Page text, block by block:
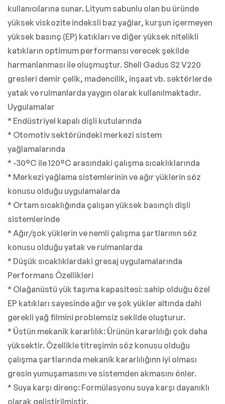
kullanıcılarına sunar. Lityum sabunlu olan bu üründe
yüksek viskozite indeksli baz yağlar, kurşun içermeyen
yüksek basınç (EP) katıkları ve diğer yüksek nitelikli
katıkların optimum performansı verecek şekilde
harmanlanması ile oluşmuştur. Shell Gadus S2 V220
gresleri demir çelik, madencilik, inşaat vb. sektörlerde
yatak ve rulmanlarda yaygın olarak kullanılmaktadır.
Uygulamalar
* Endüstriyel kapalı dişli kutularında
* Otomotiv sektöründeki merkezi sistem
yağlamalarında
* -30°C ile 120°C arasındaki çalışma sıcaklıklarında
* Merkezi yağlama sistemlerinin ve ağır yüklerin söz
konusu olduğu uygulamalarda
* Ortam sıcaklığında çalışan yüksek basınçlı dişli
sistemlerinde
* Ağır/şok yüklerin ve nemli çalışma şartlarının söz
konusu olduğu yatak ve rulmanlarda
* Düşük sıcaklıklardaki gresaj uygulamalarında
Performans Özellikleri
* Olağanüstü yük taşıma kapasitesi: sahip olduğu özel
EP katıkları sayesinde ağır ve şok yükler altında dahi
gerekli yağ filmini problemsiz sekilde oluşturur.
* Üstün mekanik kararlılık: Ürünün kararlılığı çok daha
yüksektir. Özellikle titreşimin söz konusu olduğu
çalışma şartlarında mekanik kararlılığınn iyi olması
gresin yumuşamasını ve sistemden akmasını önler.
* Suya karşı direnç: Formülasyonu suya karşı dayanıklı
olarak geliştirilmiştir.